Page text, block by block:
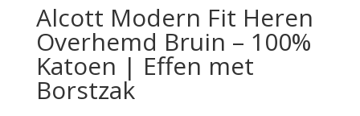
Alcott Modern Fit Heren
Overhemd Bruin – 100%
Katoen | Effen met
Borstzak